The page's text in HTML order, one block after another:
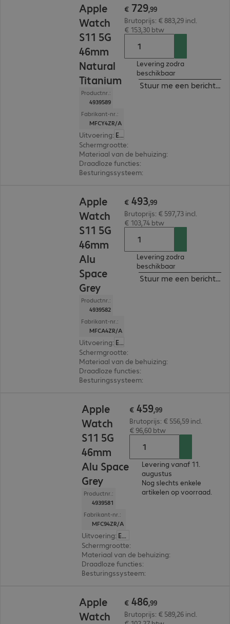
Apple
Watch
S11 5G
46mm
Natural
Titanium
Productnr.:
4939589
Fabrikant-nr.:
MFCY4ZR/A
Uitvoering: Europa
Schermgrootte:
Materiaal van de behuizing:
Draadloze functies:
Besturingssysteem:
€ 729,99
Brutoprijs: € 883,29 incl.
€ 153,30 btw
Levering zodra
beschikbaar
Stuur me een bericht
Apple
Watch
S11 5G
46mm
Alu
Space
Grey
Productnr.:
4939582
Fabrikant-nr.:
MFCA4ZR/A
Uitvoering: Europa
Schermgrootte:
Materiaal van de behuizing:
Draadloze functies:
Besturingssysteem:
€ 493,99
Brutoprijs: € 597,73 incl.
€ 103,74 btw
Levering zodra
beschikbaar
Stuur me een bericht
Apple
Watch
S11 5G
46mm
Alu Space
Grey
Productnr.:
4939581
Fabrikant-nr.:
MFC94ZR/A
Uitvoering: Europa
Schermgrootte:
Materiaal van de behuizing:
Draadloze functies:
Besturingssysteem:
€ 459,99
Brutoprijs: € 556,59 incl.
€ 96,60 btw
Levering vanaf 11.
augustus
Nog slechts enkele
artikelen op voorraad.
Apple
Watch
€ 486,99
Brutoprijs: € 589,26 incl.